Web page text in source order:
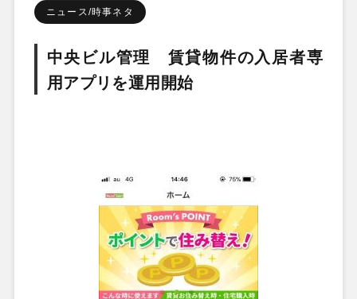
ニュース/時事ネタ
中央ビル管理 賃貸物件の入居者専
用アプリを運用開始